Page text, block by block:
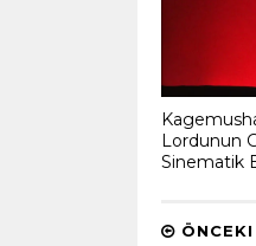
Lordunun
Sinematik
ÖNCEKI